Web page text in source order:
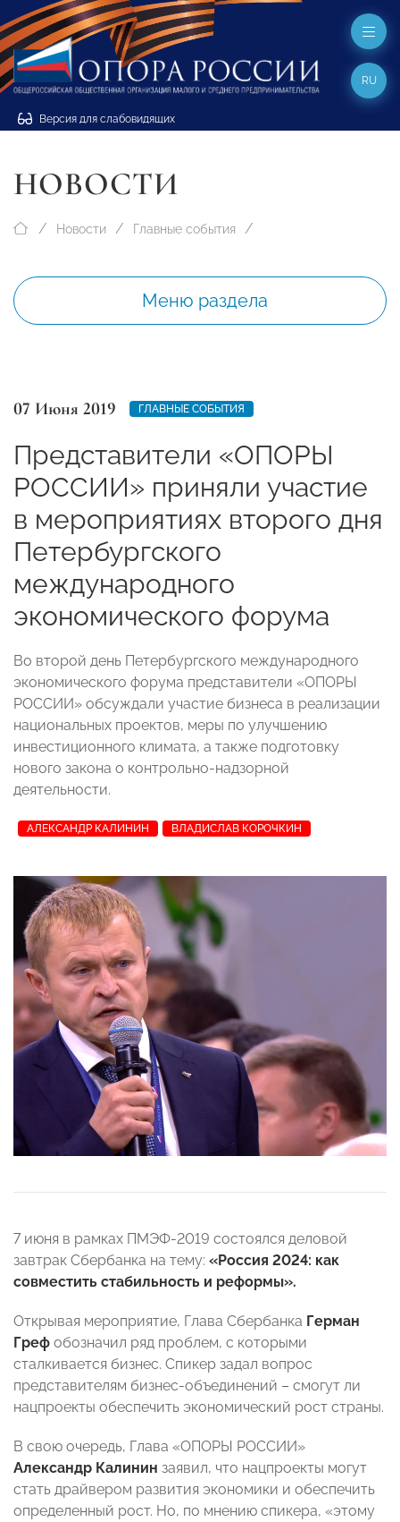
Версия для слабовидящих
RU
НОВОСТИ
Новости Главные события
Меню раздела
07 Июня 2019 ГЛАВНЫЕ СОБЫТИЯ
Представители «ОПОРЫ
РОССИИ» приняли участие
в мероприятиях второго дня
Петербургского
международного
экономического форума
Во второй день Петербургского международного
экономического форума представители «ОПОРЫ
РОССИИ» обсуждали участие бизнеса в реализации
национальных проектов, меры по улучшению
инвестиционного климата, а также подготовку
нового закона о контрольно-надзорной
деятельности.
АЛЕКСАНДР КАЛИНИН ВЛАДИСЛАВ КОРОЧКИН
7 июня в рамках ПМЭФ-2019 состоялся деловой
завтрак Сбербанка на тему: «Россия 2024: как
совместить стабильность и реформы».
Открывая мероприятие, Глава Сбербанка Герман
Греф обозначил ряд проблем, с которыми
сталкивается бизнес. Спикер задал вопрос
представителям бизнес-объединений – смогут ли
нацпроекты обеспечить экономический рост страны.
В свою очередь, Глава «ОПОРЫ РОССИИ»
Александр Калинин заявил, что нацпроекты могут
стать драйвером развития экономики и обеспечить
определенный рост. Но, по мнению спикера, «этому